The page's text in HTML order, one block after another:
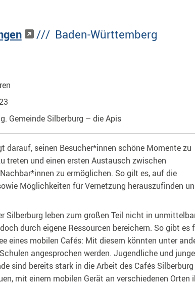
/// Baden-Württemberg
Gemeinde Silberburg – die Apis
darauf, seinen Besucher*innen schöne Momente zu
treten und einen ersten Austausch zwischen
zu ermöglichen. So gilt es, auf die
Möglichkeiten für Vernetzung herauszufinden
Silberburg leben zum großen Teil nicht in
durch eigene Ressourcen bereichern. So gibt es
eines mobilen Cafés: Mit diesem könnten unter
angesprochen werden. Jugendliche und junge
sind bereits stark in die Arbeit des Cafés Silberburg
mit einem mobilen Gerät an verschiedenen Orten